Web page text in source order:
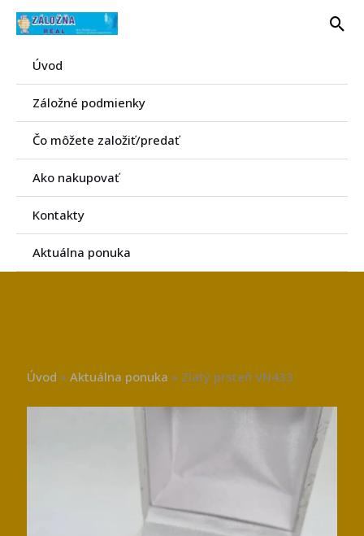
Preskočiť
Úvod
Záložné podmienky
Čo môžete založiť/predať
Ako nakupovať
Kontakty
Aktuálna ponuka
Úvod »Aktuálna ponuka » Zlatý prsteň VN433